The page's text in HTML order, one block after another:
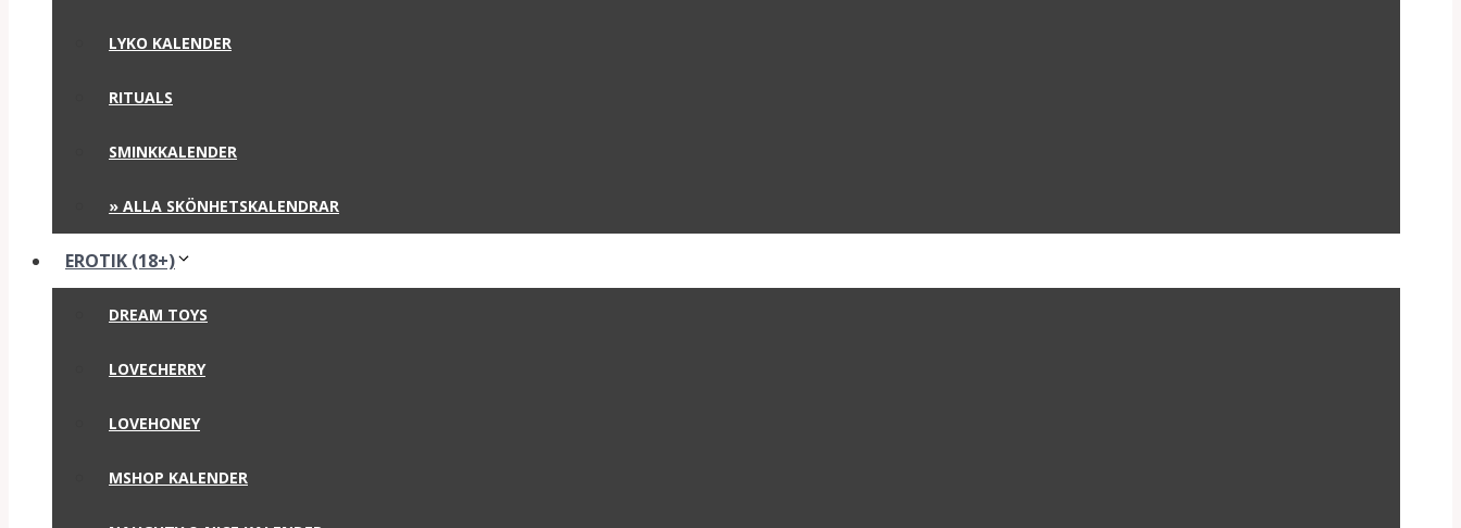
LYKO KALENDER
RITUALS
SMINKKALENDER
» ALLA SKÖNHETSKALENDRAR
EROTIK (18+)
DREAM TOYS
LOVECHERRY
LOVEHONEY
MSHOP KALENDER